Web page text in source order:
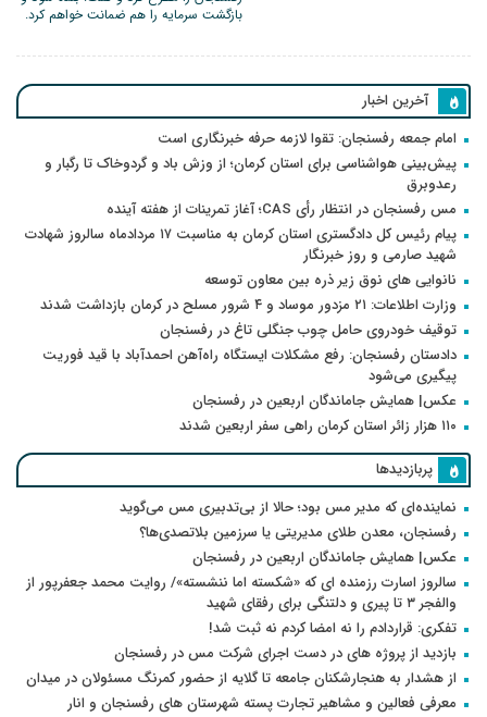
بازگشت سرمایه را هم ضمانت خواهم کرد.
آخرین اخبار
امام جمعه رفسنجان: تقوا لازمه حرفه خبرنگاری است
پیش‌بینی هواشناسی برای استان کرمان؛ از وزش باد و گردوخاک تا رگبار و
رعدوبرق
مس رفسنجان در انتظار رأی CAS؛ آغاز تمرینات از هفته آینده
پیام رئیس کل دادگستری استان کرمان به مناسبت ۱۷ مردادماه سالروز شهادت
شهید صارمی و روز خبرنگار
نانوایی های نوق زیر ذره بین معاون توسعه
وزارت اطلاعات: ۲۱ مزدور موساد و ۴ شرور مسلح در کرمان بازداشت شدند
توقیف خودروی حامل چوب جنگلی تاغ در رفسنجان
دادستان رفسنجان: رفع مشکلات ایستگاه راه‌آهن احمدآباد با قید فوریت
پیگیری می‌شود
عکس| همایش جاماندگان اربعین در رفسنجان
۱۱۰ هزار زائر استان کرمان راهی سفر اربعین شدند
پربازدیدها
نماینده‌ای که مدیر مس بود؛ حالا از بی‌تدبیری مس می‌گوید
رفسنجان، معدن طلای مدیریتی یا سرزمین بلاتصدی‌ها؟
عکس| همایش جاماندگان اربعین در رفسنجان
سالروز اسارت رزمنده ای که «شکسته اما ننشسته»/ روایت محمد جعفرپور از
والفجر ۳ تا پیری و دلتنگی برای رفقای شهید
تفکری: قراردادم را نه امضا کردم نه ثبت شد!
بازدید از پروژه های در دست اجرای شرکت مس در رفسنجان
از هشدار به هنجارشکنان جامعه تا گلایه از حضور کمرنگ مسئولان در میدان
معرفی فعالین و مشاهیر تجارت پسته شهرستان های رفسنجان و انار